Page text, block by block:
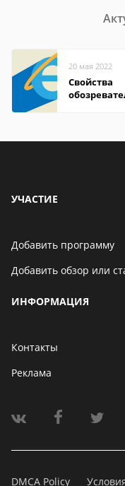
20 мая 2022
Свойства
УЧАСТИЕ
Добавить программу
Добавить обзор или
ИНФОРМАЦИЯ
Контакты
Реклама
DMCA Policy